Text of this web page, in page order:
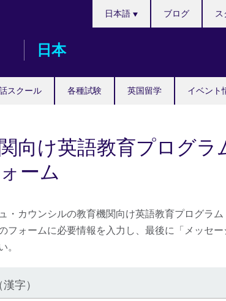
日本
スクール 各種試験 英国留学 イベント
Languages
日本語 ブログ
向け英語教育プログラ
ーム
・カウンシルの教育機関向け英語教育プログラ
フォームに必要情報を入力し、最後に「メッセ
。
字）